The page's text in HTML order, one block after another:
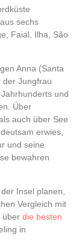
sechs
Faial Ilha
São
Anna (Santa
der Jungfrau
und
Über
auch über See
erwies,
und seine
bewahren
Insel planen,
Vergleich mit
über die besten
in